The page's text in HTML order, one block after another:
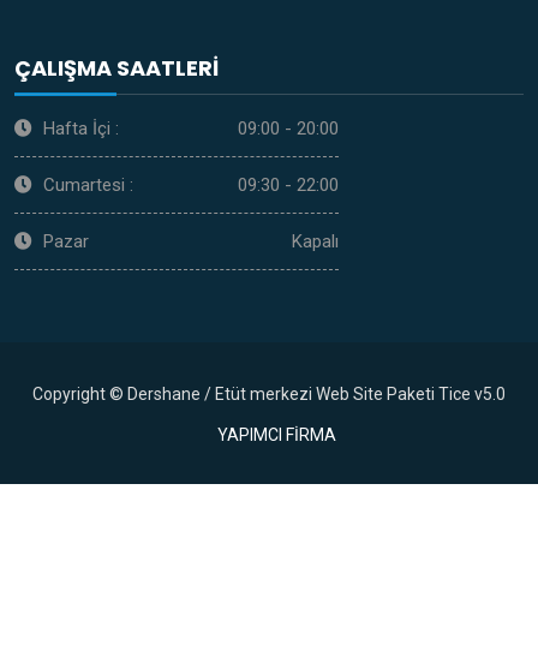
ÇALIŞMA SAATLERI
Hafta İçi : 09:00 - 20:00
Cumartesi : 09:30 - 22:00
Pazar Kapalı
Copyright © Dershane / Etüt merkezi Web Site Paketi Tice v5.0
YAPIMCI FİRMA